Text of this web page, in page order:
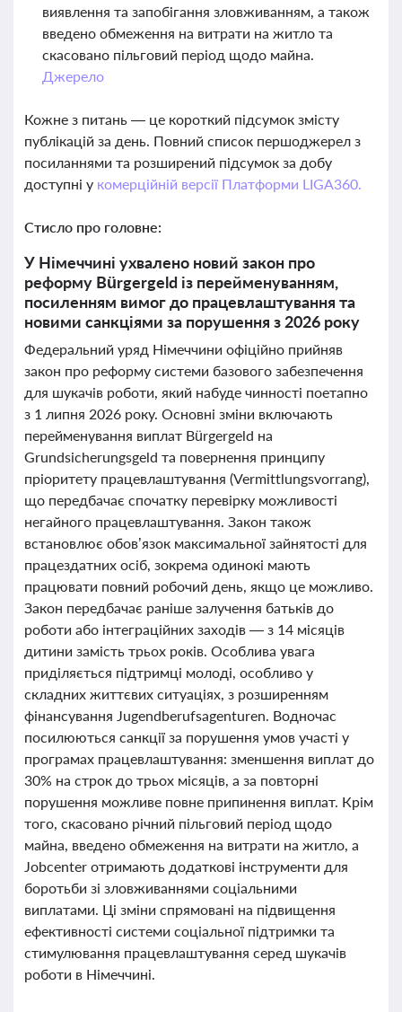
виявлення та запобігання зловживанням, а також
введено обмеження на витрати на житло та
скасовано пільговий період щодо майна.
Джерело
Кожне з питань — це короткий підсумок змісту
публікацій за день. Повний список першоджерел з
посиланнями та розширений підсумок за добу
доступні у комерційній версії Платформи LIGA360.
Стисло про головне:
У Німеччині ухвалено новий закон про
реформу Bürgergeld із перейменуванням,
посиленням вимог до працевлаштування та
новими санкціями за порушення з 2026 року
Федеральний уряд Німеччини офіційно прийняв
закон про реформу системи базового забезпечення
для шукачів роботи, який набуде чинності поетапно
з 1 липня 2026 року. Основні зміни включають
перейменування виплат Bürgergeld на
Grundsicherungsgeld та повернення принципу
пріоритету працевлаштування (Vermittlungsvorrang),
що передбачає спочатку перевірку можливості
негайного працевлаштування. Закон також
встановлює обов’язок максимальної зайнятості для
працездатних осіб, зокрема одинокі мають
працювати повний робочий день, якщо це можливо.
Закон передбачає раніше залучення батьків до
роботи або інтеграційних заходів — з 14 місяців
дитини замість трьох років. Особлива увага
приділяється підтримці молоді, особливо у
складних життєвих ситуаціях, з розширенням
фінансування Jugendberufsagenturen. Водночас
посилюються санкції за порушення умов участі у
програмах працевлаштування: зменшення виплат до
30% на строк до трьох місяців, а за повторні
порушення можливе повне припинення виплат. Крім
того, скасовано річний пільговий період щодо
майна, введено обмеження на витрати на житло, а
Jobcenter отримають додаткові інструменти для
боротьби зі зловживаннями соціальними
виплатами. Ці зміни спрямовані на підвищення
ефективності системи соціальної підтримки та
стимулювання працевлаштування серед шукачів
роботи в Німеччині.